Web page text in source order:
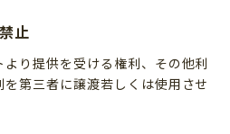
止
り提供を受ける権利、その他利
第三者に譲渡若しくは使用させ